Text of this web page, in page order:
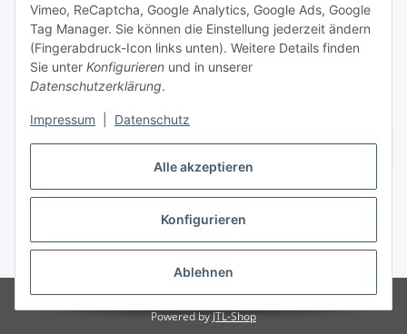
Alle akzeptieren
Konfigurieren
Ablehnen
Vimeo, ReCaptcha, Google Analytics, Google Ads, Google
Tag Manager. Sie können die Einstellung jederzeit ändern
(Fingerabdruck-Icon links unten). Weitere Details finden
Sie unter Konfigurieren und in unserer
Datenschutzerklärung.
Impressum Datenschutz
Vertrag widerrufen
* Alle Preise inkl. gesetzlicher MwSt., zzgl.Versand
© Stoffhaus Hanke
Powered byJTL-Shop